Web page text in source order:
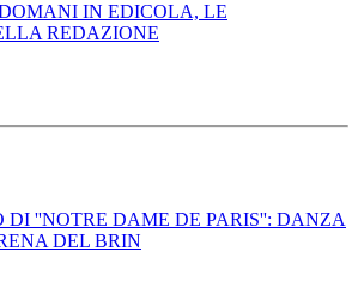
IN EDICOLA, LE
REDAZIONE
''NOTRE DAME DE PARIS'': DANZA
DEL BRIN